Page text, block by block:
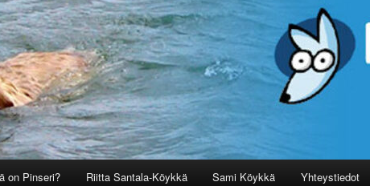
on Pinseri? Riitta Santala-Köykkä Sami Köykkä Yhteystiedot